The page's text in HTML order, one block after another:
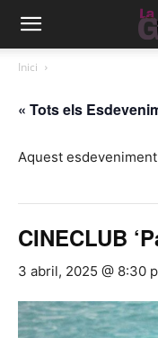
Inici
« Tots els
Aquest
CINECLUB
3 abril, 2025 @ 8:30